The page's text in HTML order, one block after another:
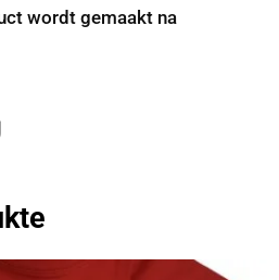
wordt gemaakt na